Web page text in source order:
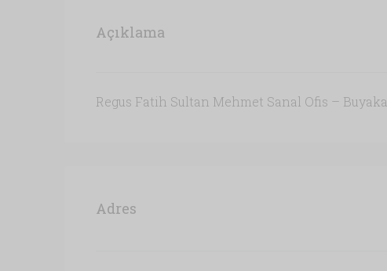
Açıklama
Regus Fatih Sultan Mehmet Sanal Ofis – Buyaka
Adres